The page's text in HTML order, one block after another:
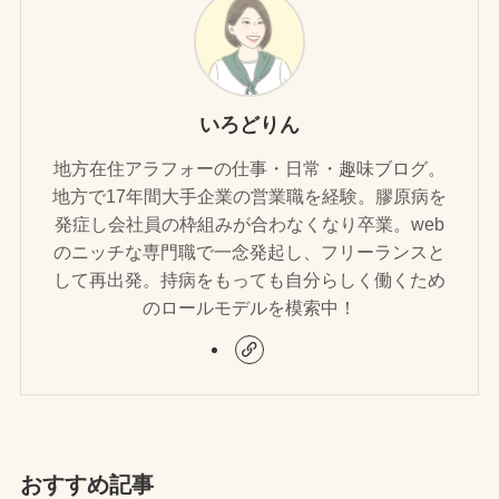
いろどりん
地方在住アラフォーの仕事・日常・趣味ブログ。
地方で17年間大手企業の営業職を経験。膠原病を
発症し会社員の枠組みが合わなくなり卒業。web
のニッチな専門職で一念発起し、フリーランスと
して再出発。持病をもっても自分らしく働くため
のロールモデルを模索中！
おすすめ記事